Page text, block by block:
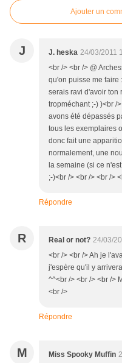
Ajouter un
J J. heska 24/03/2011
<br /> <br /> @
qu'on puisse me faire
serais ravi d'avoir ton
tropméchant ;-) )<br /
avons été dépassés
tous les exemplaires
donc fait une
normalement, une
la semaine (si ce
;-)<br /> <br /> <br />
Répondre
R Real or not? 24/03/
<br /> <br /> Ah je
j'espère qu'il y
^^<br /> <br /> <br />
<br />
Répondre
M Miss Spooky Muffin